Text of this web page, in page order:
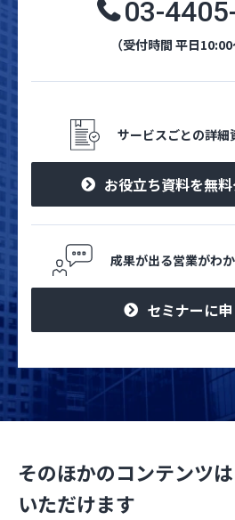
03-
（受付時間 平日10:00
サービスごとの詳細
お役立ち資料を無
成果が出る営業がわ
セミナーに
そのほかのコンテンツ
いただけます